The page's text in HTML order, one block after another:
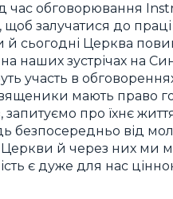
час обговорювання
залучатися до
сьогодні Церква
наших зустрічах на
участь в
мають право
про їхнє
безпосередньо від
Церкви й через них
є дуже для нас